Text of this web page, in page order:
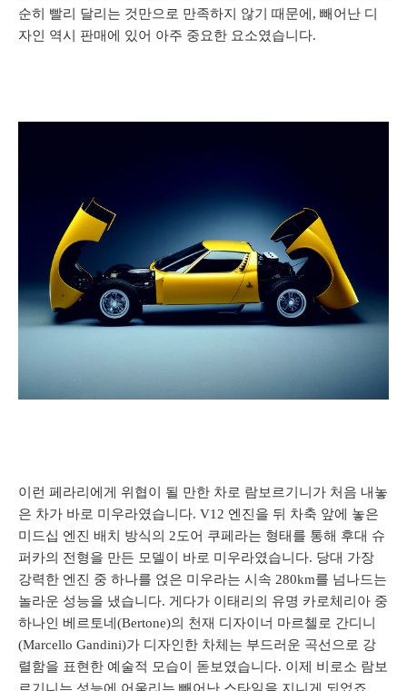
순히 빨리 달리는 것만으로 만족하지 않기 때문에, 빼어난 디
자인 역시 판매에 있어 아주 중요한 요소였습니다.
이런 페라리에게 위협이 될 만한 차로 람보르기니가 처음 내놓
은 차가 바로 미우라였습니다. V12 엔진을 뒤 차축 앞에 놓은
미드십 엔진 배치 방식의 2도어 쿠페라는 형태를 통해 후대 슈
퍼카의 전형을 만든 모델이 바로 미우라였습니다. 당대 가장
강력한 엔진 중 하나를 얹은 미우라는 시속 280km를 넘나드는
놀라운 성능을 냈습니다. 게다가 이태리의 유명 카로체리아 중
하나인 베르토네(Bertone)의 천재 디자이너 마르첼로 간디니
(Marcello Gandini)가 디자인한 차체는 부드러운 곡선으로 강
렬함을 표현한 예술적 모습이 돋보였습니다. 이제 비로소 람보
르기니는 성능에 어울리는 빼어난 스타일을 지니게 되었죠.